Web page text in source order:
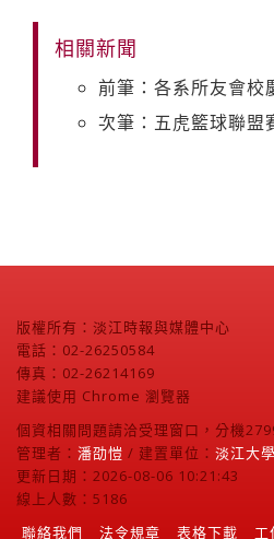
相關新聞
前筆：各系所友會校
次筆：五虎籃球聯盟
版權所有：淡江時報與媒體中心
電話：02-26250584
傳真：02-26214169
建議使用 Chrome 瀏覽器
個資相關問題請洽受理窗口，分機
管理者： 潘劭愷 / 建置單位： 淡江大
更新日期：2026-08-06 10:21:43
線上人數：5186
聯絡我們
法令規章 表格下載 工